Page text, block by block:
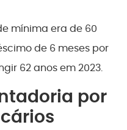
mínima era de 60
de 6 meses por
62 anos em 2023.
por